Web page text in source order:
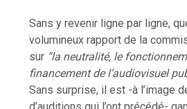
Sans y revenir ligne par ligne,
volumineux rapport de la
sur “la neutralité, le
financement de l’audiovisuel
Sans surprise, il est -à l’image